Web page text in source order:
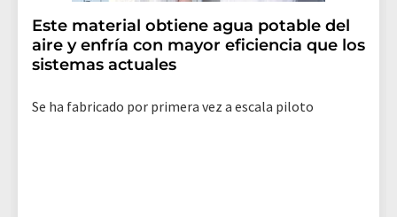
Este material obtiene agua potable del
aire y enfría con mayor eficiencia que los
sistemas actuales
Se ha fabricado por primera vez a escala piloto